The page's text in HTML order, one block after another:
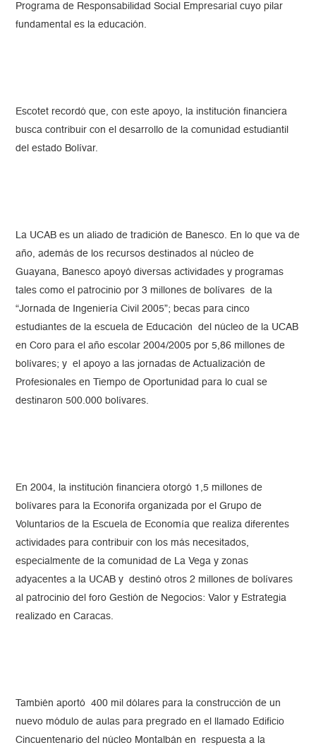
Programa de Responsabilidad Social Empresarial cuyo pilar
fundamental es la educación.
Escotet recordó que, con este apoyo, la institución financiera
busca contribuir con el desarrollo de la comunidad estudiantil
del estado Bolívar.
La UCAB es un aliado de tradición de Banesco. En lo que va de
año, además de los recursos destinados al núcleo de
Guayana, Banesco apoyó diversas actividades y programas
tales como el patrocinio por 3 millones de bolívares de la
“Jornada de Ingeniería Civil 2005”; becas para cinco
estudiantes de la escuela de Educación del núcleo de la UCAB
en Coro para el año escolar 2004/2005 por 5,86 millones de
bolívares; y el apoyo a las jornadas de Actualización de
Profesionales en Tiempo de Oportunidad para lo cual se
destinaron 500.000 bolívares.
En 2004, la institución financiera otorgó 1,5 millones de
bolívares para la Econorifa organizada por el Grupo de
Voluntarios de la Escuela de Economía que realiza diferentes
actividades para contribuir con los más necesitados,
especialmente de la comunidad de La Vega y zonas
adyacentes a la UCAB y destinó otros 2 millones de bolívares
al patrocinio del foro Gestión de Negocios: Valor y Estrategia
realizado en Caracas.
También aportó 400 mil dólares para la construcción de un
nuevo módulo de aulas para pregrado en el llamado Edificio
Cincuentenario del núcleo Montalbán en respuesta a la